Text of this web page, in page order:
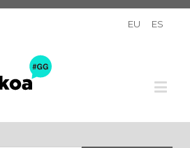
EU ES